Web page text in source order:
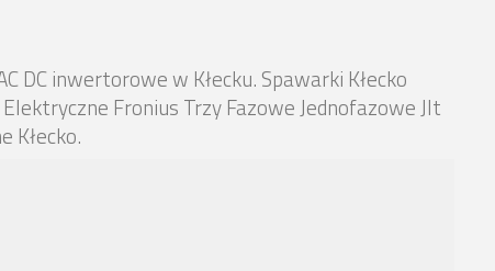
DC inwertorowe w Kłecku. Spawarki Kłecko
Fronius Trzy Fazowe Jednofazowe Jlt
Kłecko.